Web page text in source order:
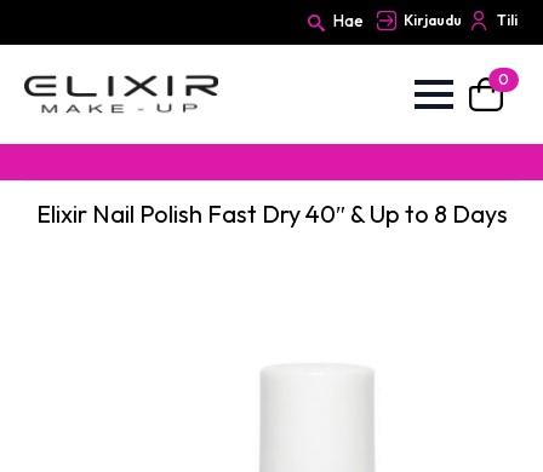
Hae Kirjaudu Tili
0
Elixir Nail Polish Fast Dry 40″ & Up to 8 Days